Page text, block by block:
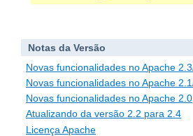
Notas da Versão
Novas funcionalidades no Apache
Novas funcionalidades no Apache
Novas funcionalidades no Apache 2.0
Atualizando da versão 2.2 para 2.4
Licença Apache